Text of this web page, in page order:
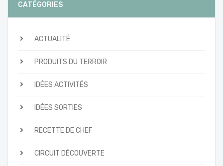
CATÉGORIES
ACTUALITÉ
PRODUITS DU TERROIR
IDÉES ACTIVITÉS
IDÉES SORTIES
RECETTE DE CHEF
CIRCUIT DÉCOUVERTE